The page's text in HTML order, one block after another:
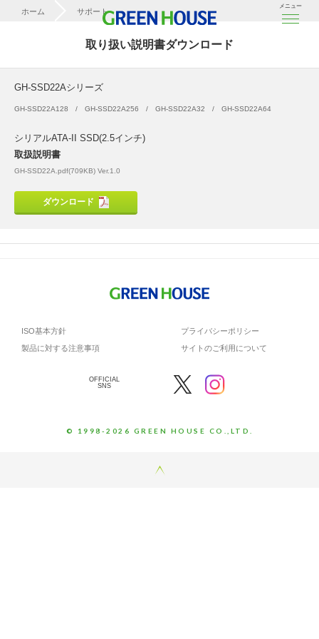
メニュー
ホーム サポート
取り扱い説明書ダウンロード
GH-SSD22Aシリーズ
GH-SSD22A128 GH-SSD22A256 GH-SSD22A32 GH-SSD22A64
シリアルATA-II SSD(2.5インチ)
取扱説明書
GH-SSD22A.pdf(709KB) Ver.1.0
ダウンロード
ISO基本方針
プライバシーポリシー
製品に対する注意事項
サイトのご利用について
OFFICIAL
SNS
© 1998-2026 GREEN HOUSE CO.,LTD.